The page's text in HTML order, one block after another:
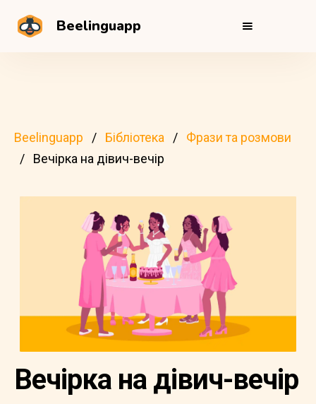
Beelinguapp
Beelinguapp Бібліотека
Фрази та розмови
Вечірка на дівич-вечір
Вечірка на дівич-вечір